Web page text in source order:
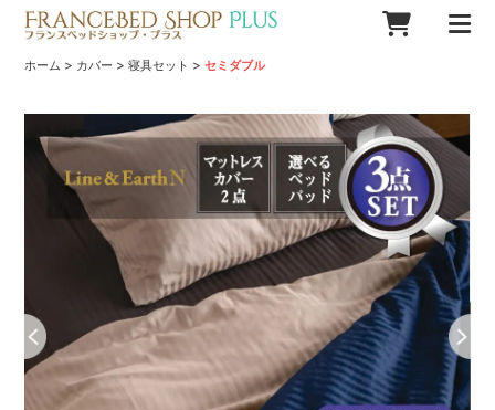
ホーム > カバー >寝具セット >セミダブル